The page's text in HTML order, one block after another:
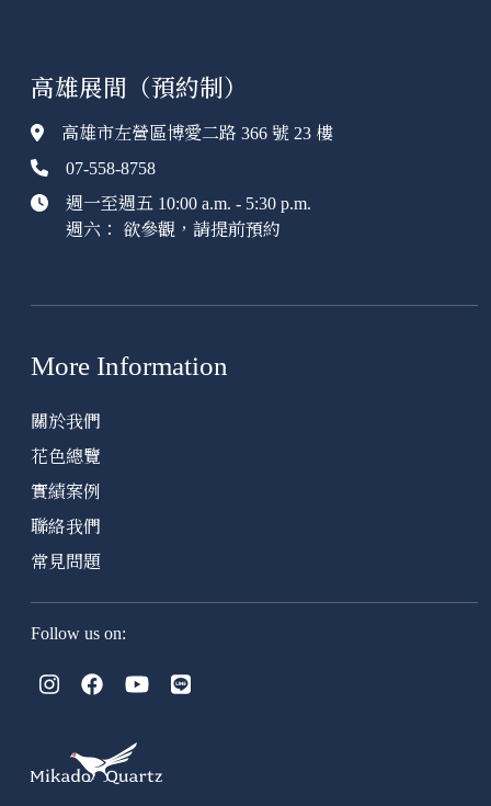
高雄展間（預約制）
高雄市左營區博愛二路 366 號 23 樓
07-558-8758
週一至週五 10:00 a.m. - 5:30 p.m.
週六： 欲參觀，請提前預約
More Information
關於我們
花色總覽
實績案例
聯絡我們
常見問題
Follow us on: